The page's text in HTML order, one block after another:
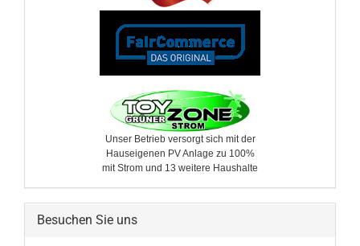
Unser Betrieb versorgt sich mit der
Hauseigenen PV Anlage zu 100%
mit Strom und 13 weitere ​Haushalte
Besuchen Sie uns